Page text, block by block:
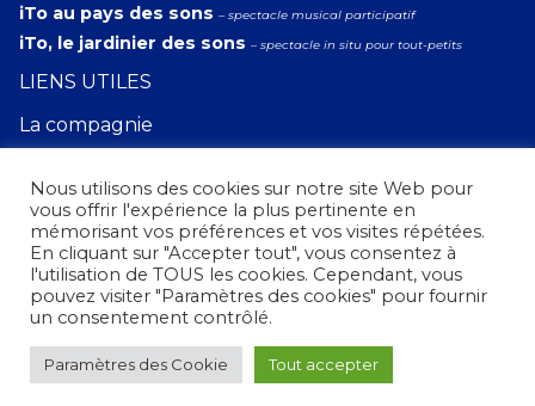
iTo au pays des sons – spectacle musical participatif
iTo, le jardinier des sons – spectacle in situ pour tout-petits
LIENS UTILES
La compagnie
Médias/Presse
Pagedemarque.com | Mentions légales |
Politique de
Nous utilisons des cookies sur notre site Web pour
vous offrir l'expérience la plus pertinente en
mémorisant vos préférences et vos visites répétées.
En cliquant sur "Accepter tout", vous consentez à
l'utilisation de TOUS les cookies. Cependant, vous
pouvez visiter "Paramètres des cookies" pour fournir
un consentement contrôlé.
Paramètres des Cookie Tout accepter